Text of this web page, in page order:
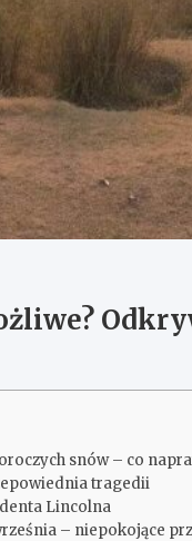
snów – co
tragedii
Lincolna
– niepokojące